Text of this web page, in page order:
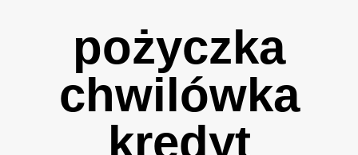
pożyczka
chwilówka
kredyt